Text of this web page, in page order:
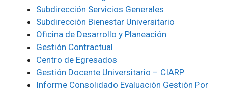
Subdirección Servicios Generales
Subdirección Bienestar Universitario
Oficina de Desarrollo y Planeación
Gestión Contractual
Centro de Egresados
Gestión Docente Universitario – CIARP
Informe Consolidado Evaluación Gestión Por